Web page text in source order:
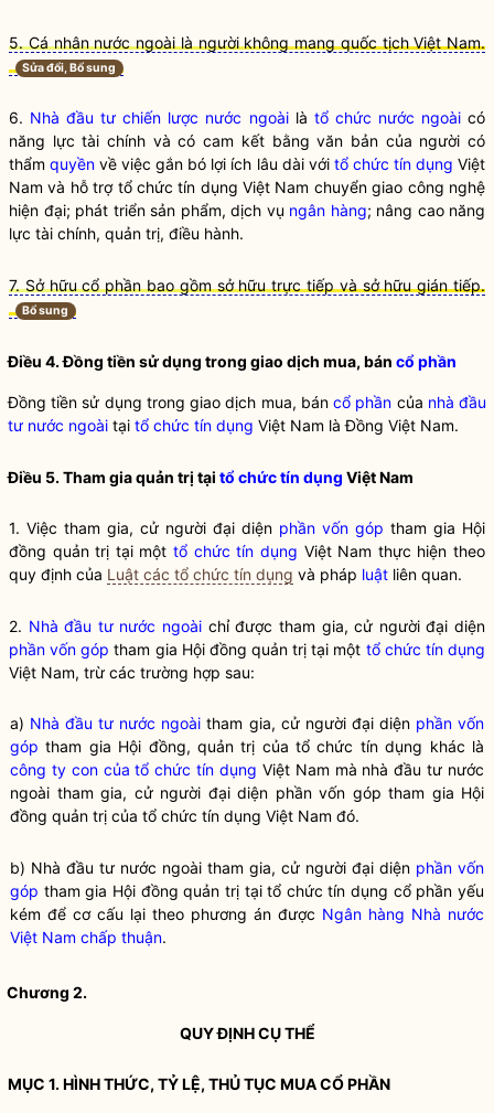
5. Cá nhân nước ngoài là người không mang quốc tịch Việt Nam.
Sửa đổi, Bổ sung
6. Nhà đầu tư chiến lược nước ngoàilà tổ chức nước ngoàicó
năng lực tài chính và có cam kết bằng văn bản của người có
thẩmquyền về việc gắn bó lợi ích lâu dài với tổ chức tín dụng Việt
Nam và hỗ trợ tổ chức tín dụng Việt Nam chuyển giao công nghệ
hiện đại; phát triển sản phẩm, dịch vụ ngân hàng; nâng cao năng
lực tài chính, quản trị, điều hành.
7. Sở hữu cổ phần bao gồm sở hữu trực tiếp và sở hữu gián tiếp.
Bổ sung
Điều 4. Đồng tiền sử dụng trong giao dịch mua, bán cổ phần
Đồng tiền sử dụng trong giao dịch mua, báncổ phần của nhà đầu
tư nước ngoài tại tổ chức tín dụng Việt Nam là Đồng Việt Nam.
Điều 5. Tham gia quản trị tại tổ chức tín dụng Việt Nam
1. Việc tham gia, cử người đại diện phần vốn góp tham gia Hội
đồng quản trị tại mộttổ chức tín dụng Việt Nam thực hiện theo
quy định của Luật các tổ chức tín dụng và pháp luật liên quan.
2. Nhà đầu tư nước ngoài chỉ được tham gia, cử người đại diện
phần vốn góp tham gia Hội đồng quản trị tại một tổ chức tín dụng
Việt Nam, trừ các trường hợp sau:
a) Nhà đầu tư nước ngoài tham gia, cử người đại diện phần vốn
góp tham gia Hội đồng, quản trị của tổ chức tín dụng khác là
công ty con của tổ chức tín dụng Việt Nam mà nhà đầu tư nước
ngoài tham gia, cử người đại diện phần vốn góp tham gia Hội
đồng quản trị của tổ chức tín dụng Việt Nam đó.
b) Nhà đầu tư nước ngoài tham gia, cử người đại diện phần vốn
góp tham gia Hội đồng quản trị tạitổ chức tín dụng cổ phần yếu
kém để cơ cấu lại theo phương án được Ngân hàng Nhà nước
Việt Nam chấp thuận.
Chương 2.
QUY ĐỊNH CỤ THỂ
MỤC 1. HÌNH THỨC, TỶ LỆ, THỦ TỤC MUACỔ PHẦN